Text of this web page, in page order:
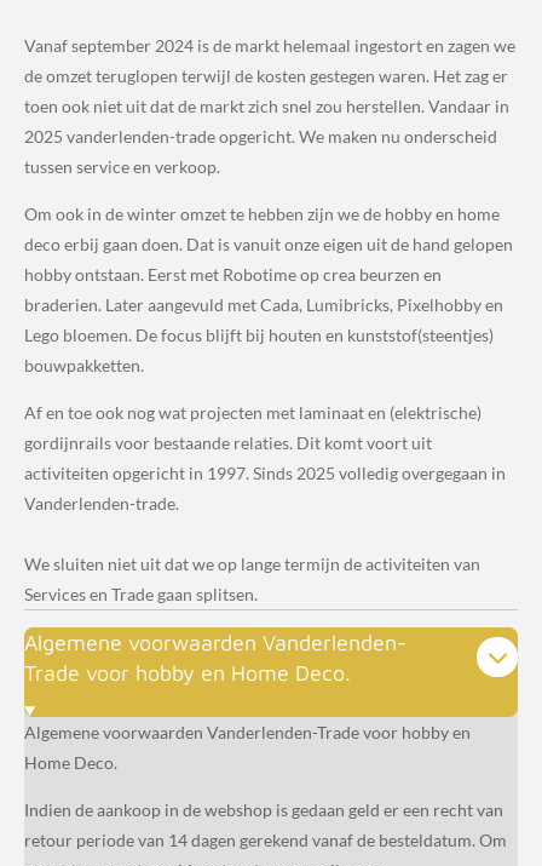
Vanaf september 2024 is de markt helemaal ingestort en zagen we
de omzet teruglopen terwijl de kosten gestegen waren. Het zag er
toen ook niet uit dat de markt zich snel zou herstellen. Vandaar in
2025 vanderlenden-trade opgericht. We maken nu onderscheid
tussen service en verkoop.
Om ook in de winter omzet te hebben zijn we de hobby en home
deco erbij gaan doen. Dat is vanuit onze eigen uit de hand gelopen
hobby ontstaan. Eerst met Robotime op crea beurzen en
braderien. Later aangevuld met Cada, Lumibricks, Pixelhobby en
Lego bloemen. De focus blijft bij houten en kunststof(steentjes)
bouwpakketten.
Af en toe ook nog wat projecten met laminaat en (elektrische)
gordijnrails voor bestaande relaties. Dit komt voort uit
activiteiten opgericht in 1997. Sinds 2025 volledig overgegaan in
Vanderlenden-trade.
We sluiten niet uit dat we op lange termijn de activiteiten van
Services en Trade gaan splitsen.
Algemene voorwaarden Vanderlenden-
Trade voor hobby en Home Deco.
Algemene voorwaarden Vanderlenden-Trade voor hobby en
Home Deco.
Indien de aankoop in de webshop is gedaan geld er een recht van
retour periode van 14 dagen gerekend vanaf de besteldatum. Om